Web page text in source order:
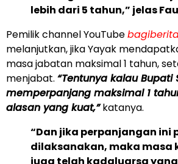
lebih dari 5 tahun,” jelas
Pemilik channel YouTube
melanjutkan, jika Yayak
masa jabatan maksimal 1 tahun,
menjabat. “Tentunya kalau Bupati
memperpanjang maksimal 1
alasan yang kuat,”katanya.
“Dan jika perpanjangan ini
dilaksanakan, maka masa